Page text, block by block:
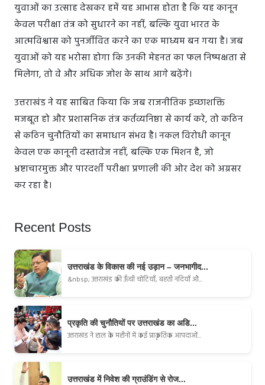
युवाओं का उत्साह देखकर हमें यह आभास होता है कि यह कानून
केवल परीक्षा तंत्र को सुधारने का नहीं, बल्कि युवा भारत के
आत्मविश्वास को पुनर्जीवित करने का एक माध्यम बन गया है। जब
युवाओं को यह भरोसा होगा कि उनकी मेहनत का फल निष्पक्षता से
मिलेगा, तो वे और अधिक जोश के साथ आगे बढ़ेंगे।
उत्तराखंड ने यह साबित किया कि जब राजनीतिक इच्छाशक्ति
मजबूत हो और प्रशासनिक तंत्र कर्तव्यनिष्ठा से कार्य करे, तो कठिन
से कठिन चुनौतियों का समाधान संभव है। नकल विरोधी कानून
केवल एक कानूनी दस्तावेज नहीं, बल्कि एक मिशन है, जो
भ्रष्टाचारमुक्त और पारदर्शी परीक्षा प्रणाली की ओर देश को अग्रसर
कर रहा है।
Recent Posts
उत्तराखंड के विकास की नई उड़ान – जनभागीद...
&nbsp; उत्तराखंड की ऊँची चोटियाँ, बहती नदियाँ औ...
प्रकृति की चुनौतियों पर उत्तराखंड का अडि...
उत्तराखंड ने हाल के महीनों में कई प्राकृतिक आपदाओं...
उत्तराखंड में निवेश की ग्राउंडिंग से रोज...